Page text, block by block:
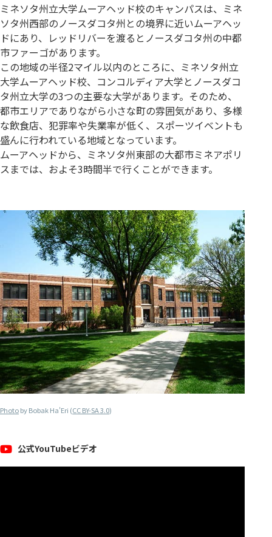
ミネソタ州立大学ムーアヘッド校のキャンパスは、ミネ
ソタ州西部のノースダコタ州との境界に近いムーアヘッ
ドにあり、レッドリバーを渡るとノースダコタ州の中都
市ファーゴがあります。
この地域の半径2マイル以内のところに、ミネソタ州立
大学ムーアヘッド校、コンコルディア大学とノースダコ
タ州立大学の3つの主要な大学があります。そのため、
都市エリアでありながら小さな町の雰囲気があり、多様
な飲食店、犯罪率や失業率が低く、スポーツイベントも
盛んに行われている地域となっています。
ムーアヘッドから、ミネソタ州東部の大都市ミネアポリ
スまでは、およそ3時間半で行くことができます。
Photoby Bobak Ha'Eri (CC BY-SA 3.0)
公式YouTubeビデオ